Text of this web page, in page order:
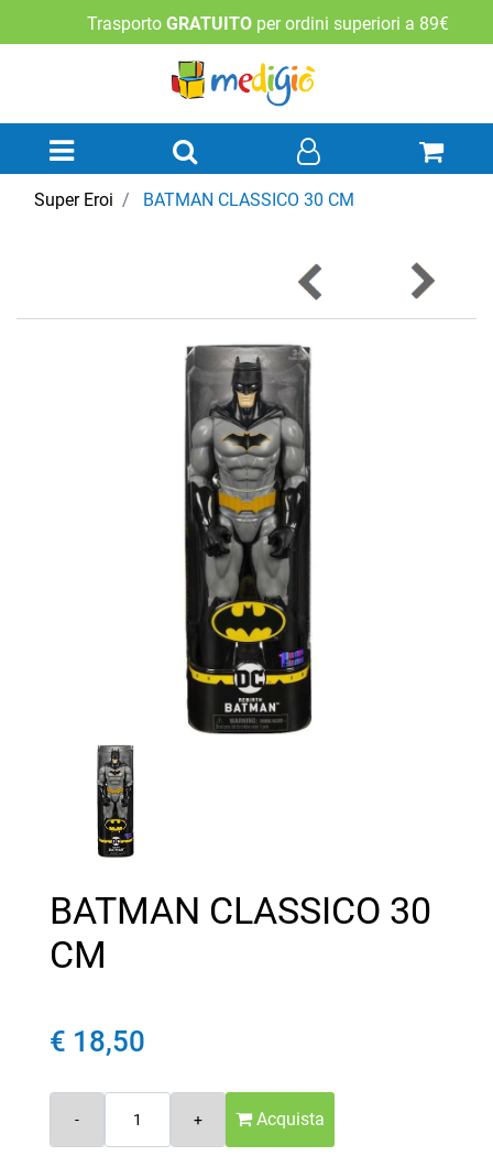
Trasporto GRATUITO per ordini superiori a 89€
Open menu
Super Eroi BATMAN CLASSICO 30 CM
BATMAN CLASSICO 30
CM
€ 18,50
Acquista